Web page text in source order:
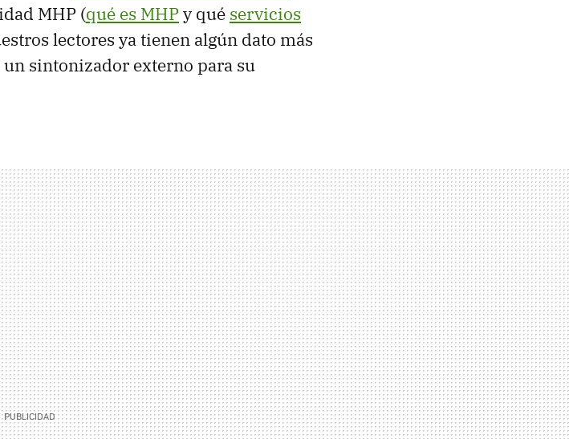
MHP (qué es MHP y qué servicios
lectores ya tienen algún dato más
sintonizador externo para su